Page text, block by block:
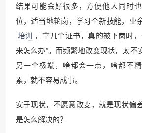
结果可能会好很多，方便他人同时
位，适当地轮岗，学习个新技能，业
培训 ，拿几个证书，真的被下岗时
来怎么办”。而频繁地改变现状，太不
另一个极端，啥都会一点，啥都不
累，就不容易成事。
安于现状，不愿意改变，就是现状偏
是怎么解决的？